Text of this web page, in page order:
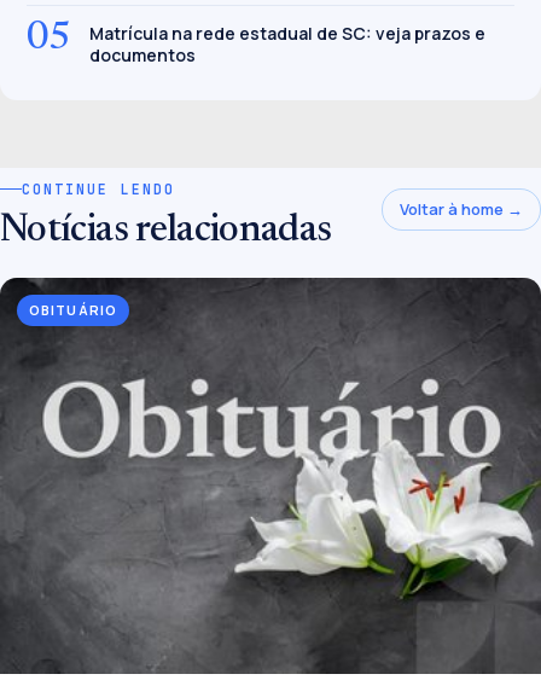
05
Matrícula na rede estadual de SC: veja prazos e
documentos
CONTINUE LENDO
Notícias relacionadas
Voltar à home →
OBITUÁRIO